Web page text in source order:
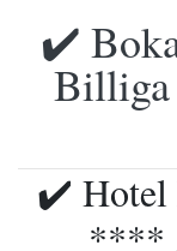
✔️
Billiga
✔️ Hotel
****